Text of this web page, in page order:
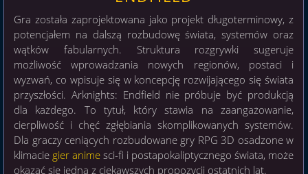
Gra została zaprojektowana jako projekt długoterminowy, z
potencjałem na dalszą rozbudowę świata, systemów oraz
wątków fabularnych. Struktura rozgrywki sugeruje
możliwość wprowadzania nowych regionów, postaci i
wyzwań, co wpisuje się w koncepcję rozwijającego się świata
przyszłości. Arknights: Endfield nie próbuje być produkcją
dla każdego. To tytuł, który stawia na zaangażowanie,
cierpliwość i chęć zgłębiania skomplikowanych systemów.
Dla graczy ceniących rozbudowane gry RPG 3D osadzone w
klimacie gier anime sci-fi i postapokaliptycznego świata, może
okazać się jedną z ciekawszych propozycji ostatnich lat.